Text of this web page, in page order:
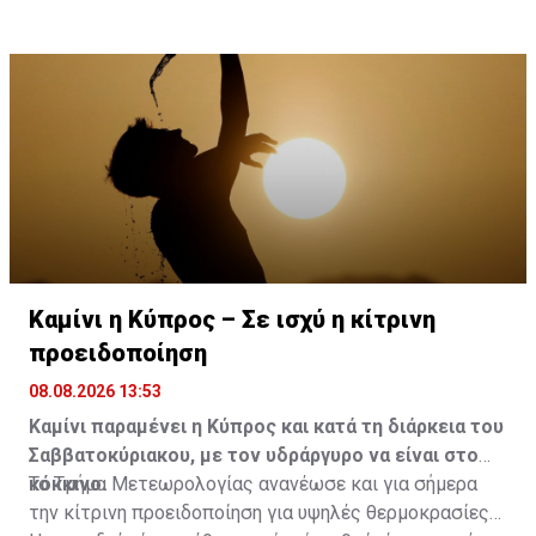
Καμίνι η Κύπρος – Σε ισχύ η κίτρινη
προειδοποίηση
08.08.2026 13:53
Καμίνι παραμένει η Κύπρος και κατά τη διάρκεια του
Σαββατοκύριακου, με τον υδράργυρο να είναι στο
κόκκινο.
Το Τμήμα Μετεωρολογίας ανανέωσε και για σήμερα
την κίτρινη προειδοποίηση για υψηλές θερμοκρασίες